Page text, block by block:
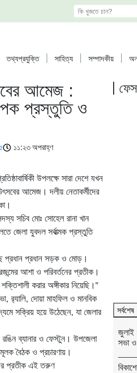
তথ্যপ্রযুক্তি সাহিত্য সম্পাদকীয়
আমেজ :
প্রস্তুতি ও
১১:২৩ অপরাহ্ণ
উপলক্ষে সারা দেশে যখন
আমেজ। দলীয় নেতাকর্মীদের
সচিব মোঃ সোহেল রানা খান
জেলা যুবদল সর্বাত্মক প্রস্তুতি
প্রধান প্রধান সড়ক ও মোড়।
আশা ও পরিবর্তনের প্রতীক।
করার অঙ্গীকার নিয়েছি।”
দোয়া মাহফিল ও মানবিক
সক্রিয় হয়ে উঠেছেন, যা জেলার
ব্যানার ও ফেস্টুন। উপজেলা
বৈঠক ও প্রচারণায়।
প্রতীক এই তরুণ
সর্বশেষ
জুলাই
সভা